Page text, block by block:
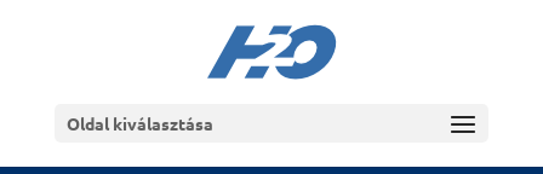
Oldal kiválasztása